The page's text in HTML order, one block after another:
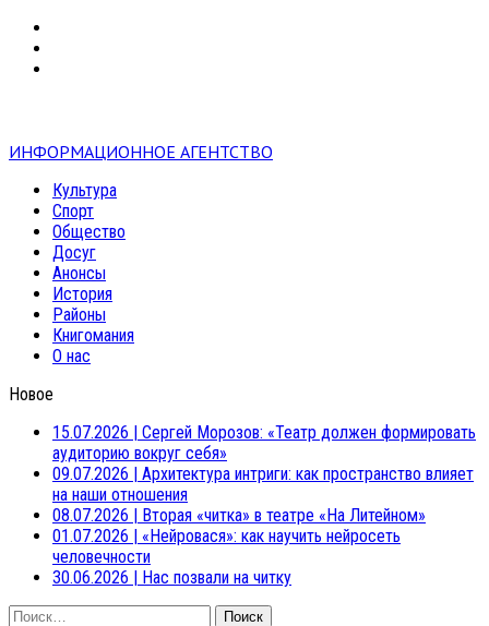
ИНФОРМАЦИОННОЕ АГЕНТСТВО
Культура
Спорт
Общество
Досуг
Анонсы
История
Районы
Книгомания
О нас
Новое
15.07.2026 | Сергей Морозов: «Театр должен формировать
аудиторию вокруг себя»
09.07.2026 | Архитектура интриги: как пространство влияет
на наши отношения
08.07.2026 | Вторая «читка» в театре «На Литейном»
01.07.2026 | «Нейровася»: как научить нейросеть
человечности
30.06.2026 | Нас позвали на читку
Найти: